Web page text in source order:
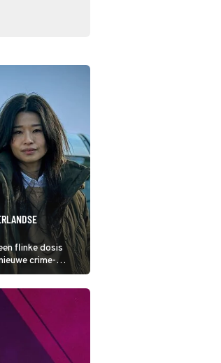
flinke dosis
crime-